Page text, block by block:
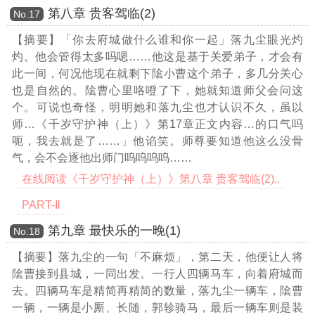
Νο.17 第八章 贵客驾临(2)
【摘要】「你去府城做什么谁和你一起」落九尘眼光灼
灼。他会管得太多吗嗯……他这是基于关爱弟子，才会有
此一间，何况他现在就剩下隂小曹这个弟子，多几分关心
也是自然的。隂曹心里咯噔了下，她就知道师父会问这
个。可说也奇怪，明明她和落九尘也才认识不久，虽以
师…《千岁守护神（上）》第17章正文内容… 的口气吗
呃，我去就是了……」他谄笑。师尊要知道他这么没骨
气，会不会逐他出师门呜呜呜呜……
在线阅读《千岁守护神（上）》第八章 贵客驾临(2)..
PART-Ⅱ
Νο.18 第九章 最快乐的一晚(1)
【摘要】落九尘的一句「不麻烦」，第二天，他便让人将
隂曹接到县城，一同出发。一行人四辆马车，向着府城而
去。四辆马车是精简再精简的数量，落九尘一辆车，隂曹
一辆，一辆是小厮、长随，郭轸骑马，最后一辆车则是装